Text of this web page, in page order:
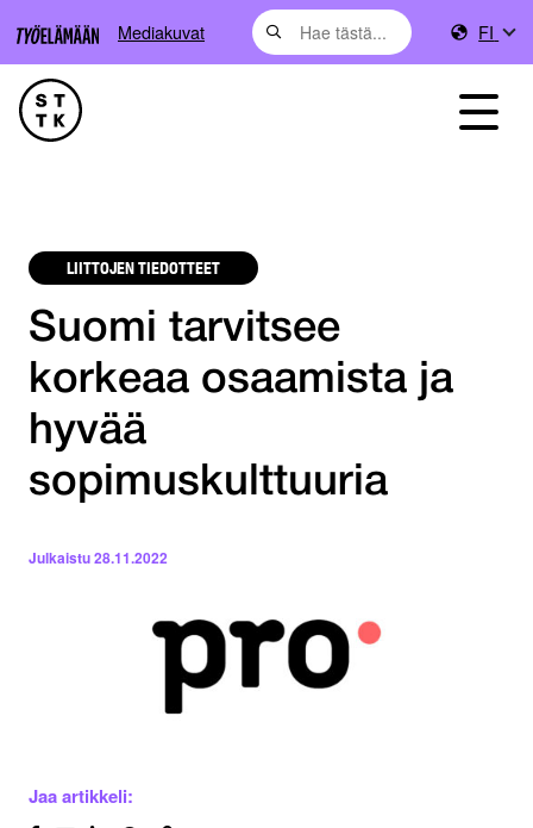
Mediakuvat FI
LIITTOJEN TIEDOTTEET
Suomi tarvitsee
korkeaa osaamista ja
hyvää
sopimuskulttuuria
Julkaistu28.11.2022
Jaa artikkeli: